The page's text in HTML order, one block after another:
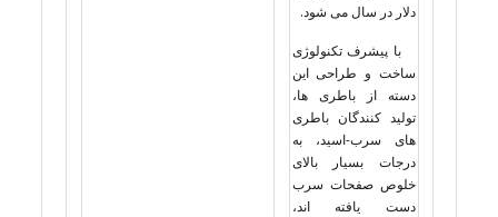
دلار در سال می شود.
با پیشرف تکنولوژی
ساخت و طراحی این
دسته از باطری ها،
تولید کنندگان باطری
های سرب-اسید، به
درجات بسیار بالای
خلوص صفحات سرب
دست یافته اند،